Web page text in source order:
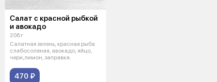
Салат с красной рыбкой
и авокадо
206 г
Салатная зелень, красная рыба
слабосоленая, авокадо, яйцо,
чери,лимон, заправка.
470 ₽